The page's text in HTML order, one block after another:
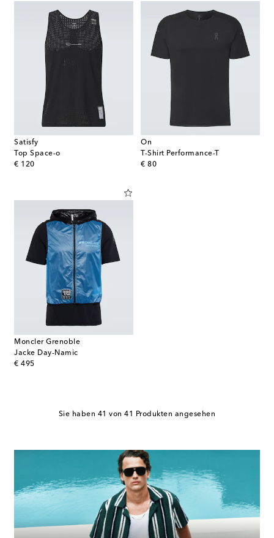
Satisfy
Top Space-o
€ 120
original price
On
T-Shirt Performance-T
€ 80
original price
Moncler Grenoble
Jacke Day-Namic
€ 495
original price
Sie haben 41 von 41 Produkten angesehen